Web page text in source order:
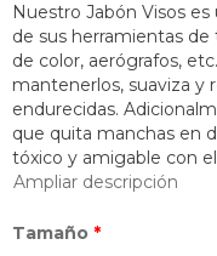
Nuestro Jabón Visos
de sus herramientas de
de color, aerógrafos,
mantenerlos, suaviza y
endurecidas.
que quita manchas en
tóxico y amigable con
Ampliar descripción
Tamaño *